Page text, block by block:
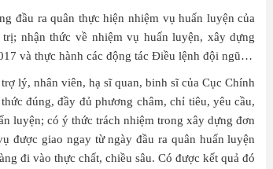
đầu ra quân thực hiện nhiệm vụ huấn luyện của
nhận thức về nhiệm vụ huấn luyện, xây dựng
và thực hành các động tác Điều lệnh đội ngũ…
lý, nhân viên, hạ sĩ quan, binh sĩ của Cục Chính
đúng, đầy đủ phương châm, chỉ tiêu, yêu cầu,
luyện; có ý thức trách nhiệm trong xây dựng đơn
được giao ngay từ ngày đầu ra quân huấn luyện
đi vào thực chất, chiều sâu. Có được kết quả đó